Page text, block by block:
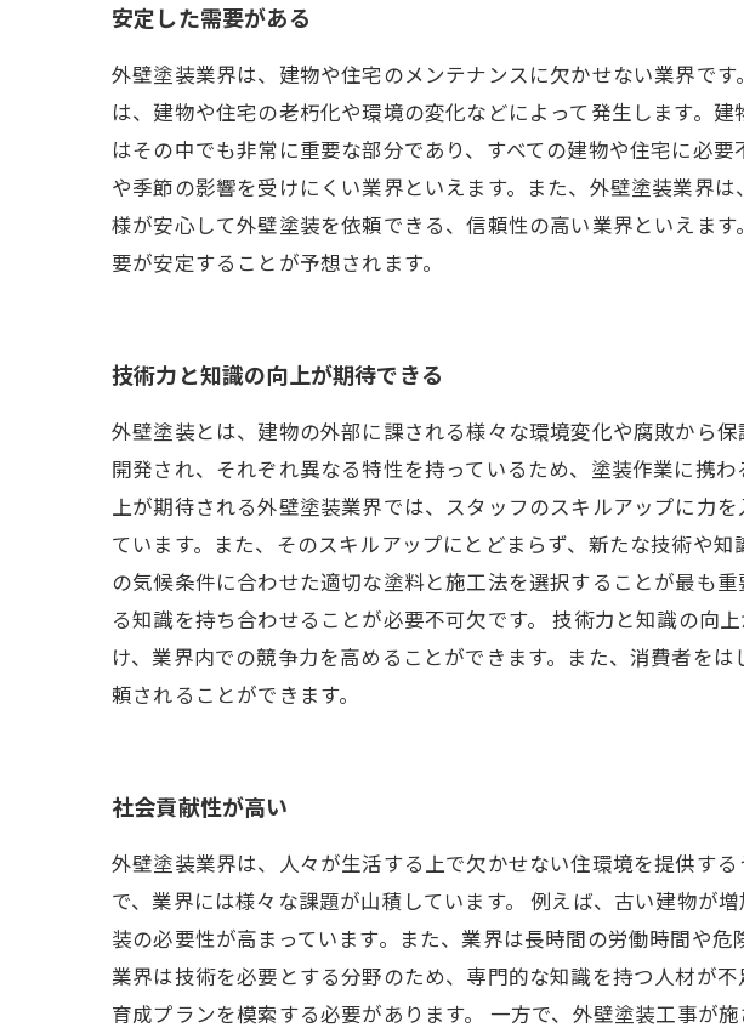
安定した需要がある
外壁塗装業界は、建物や住宅のメンテナンスに欠かせない業界で
は、建物や住宅の老朽化や環境の変化などによって発生します。
はその中でも非常に重要な部分であり、すべての建物や住宅に必
や季節の影響を受けにくい業界といえます。また、外壁塗装業界
様が安心して外壁塗装を依頼できる、信頼性の高い業界といえま
要が安定することが予想されます。
技術力と知識の向上が期待できる
外壁塗装とは、建物の外部に課される様々な環境変化や腐敗から
開発され、それぞれ異なる特性を持っているため、塗装作業に携
上が期待される外壁塗装業界では、スタッフのスキルアップに力
ています。また、そのスキルアップにとどまらず、新たな技術や
の気候条件に合わせた適切な塗料と施工法を選択することが最も
る知識を持ち合わせることが必要不可欠です。 技術力と知識の向
け、業界内での競争力を高めることができます。また、消費者を
頼されることができます。
社会貢献性が高い
外壁塗装業界は、人々が生活する上で欠かせない住環境を提供す
で、業界には様々な課題が山積しています。 例えば、古い建物が
装の必要性が高まっています。また、業界は長時間の労働時間や
業界は技術を必要とする分野のため、専門的な知識を持つ人材が
育成プランを模索する必要があります。 一方で、外壁塗装工事が